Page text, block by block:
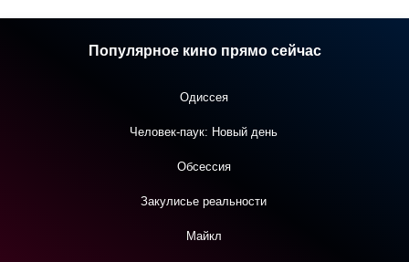
Популярное кино прямо сейчас
Одиссея
Человек-паук: Новый день
Обсессия
Закулисье реальности
Майкл